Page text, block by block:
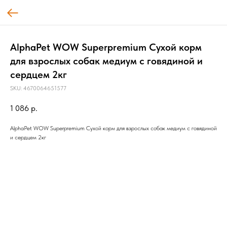
AlphaPet WOW Superpremium Сухой корм
для взрослых собак медиум с говядиной и
сердцем 2кг
SKU: 4670064651577
1 086 р.
AlphaPet WOW Superpremium Сухой корм для взрослых собак медиум с говядиной
и сердцем 2кг